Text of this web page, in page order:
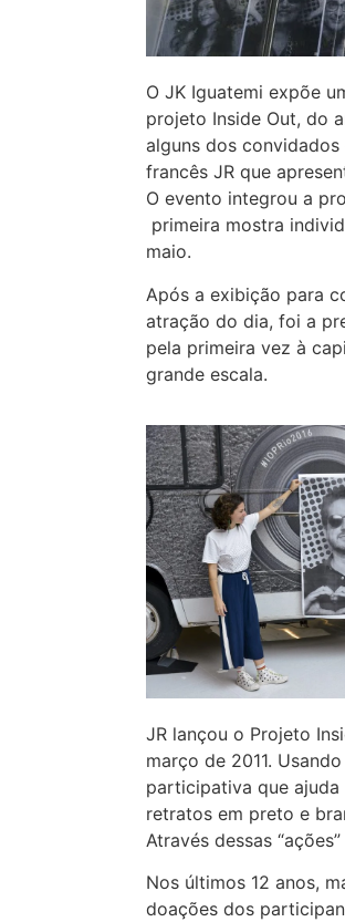
O JK Iguatemi expõe
projeto Inside Out, do
alguns dos convidados
francês JR que
O evento integrou a
primeira mostra
maio.
Após a exibição para
atração do dia, foi a
pela primeira vez à
grande escala.
JR lançou o Projeto
março de 2011.
participativa que ajuda
retratos em preto e
Através dessas
Nos últimos 12 anos,
doações dos